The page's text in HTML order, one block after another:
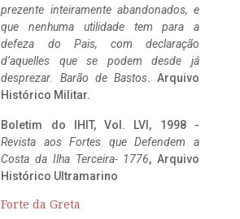
prezente inteiramente abandonados, e
que nenhuma utilidade tem para a
defeza do Pais, com declaração
d’aquelles que se podem desde já
desprezar. Barão de Bastos. Arquivo
Histórico Militar.
Boletim do IHIT, Vol. LVI, 1998 -
Revista aos Fortes que Defendem a
Costa da Ilha Terceira- 1776, Arquivo
Histórico Ultramarino
Forte da Greta